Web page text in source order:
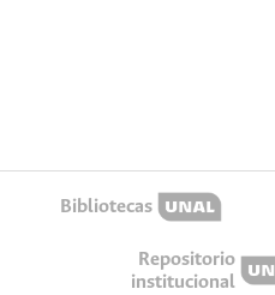
Bibliotecas
Repositorio
institucional